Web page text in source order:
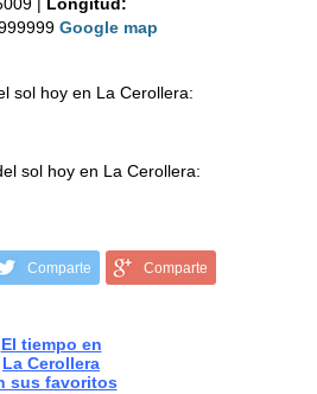
Longitud:
Google map
sol hoy en La Cerollera:
sol hoy en La Cerollera:
Comparte Comparte
El tiempo en
La Cerollera
sus favoritos